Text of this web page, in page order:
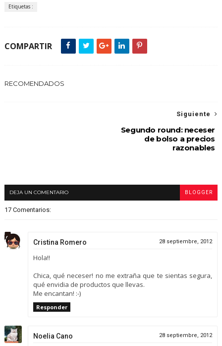
Etiquetas :
COMPARTIR
RECOMENDADOS
Siguiente
Segundo round: neceser
de bolso a precios
razonables
DEJA UN COMENTARIO BLOGGER
17 Comentarios:
Cristina Romero 28 septiembre, 2012
Hola!!
Chica, qué neceser! no me extraña que te sientas segura,
qué envidia de productos que llevas.
Me encantan! :-)
Responder
Noelia Cano 28 septiembre, 2012